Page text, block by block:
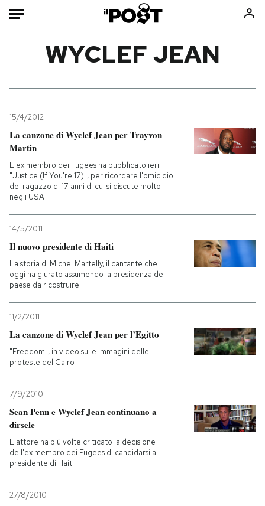
Mondo
Politica
Internet
Scienza
Cultura
Economia
Consumismi
Ok Boomer!
Media
Altrecose
PODCAST
I MIEI PREFERITI
CALENDARIO
AREA PERSONALE
WYCLEF JEAN
15/4/2012
La canzone di Wyclef Jean per Trayvon
Martin
L'ex membro dei Fugees ha pubblicato ieri
"Justice (If You're 17)", per ricordare l'omicidio
del ragazzo di 17 anni di cui si discute molto
negli USA
14/5/2011
Il nuovo presidente di Haiti
La storia di Michel Martelly, il cantante che
oggi ha giurato assumendo la presidenza del
paese da ricostruire
11/2/2011
La canzone di Wyclef Jean per l’Egitto
"Freedom", in video sulle immagini delle
proteste del Cairo
7/9/2010
Sean Penn e Wyclef Jean continuano a
dirsele
L'attore ha più volte criticato la decisione
dell'ex membro dei Fugees di candidarsi a
presidente di Haiti
27/8/2010